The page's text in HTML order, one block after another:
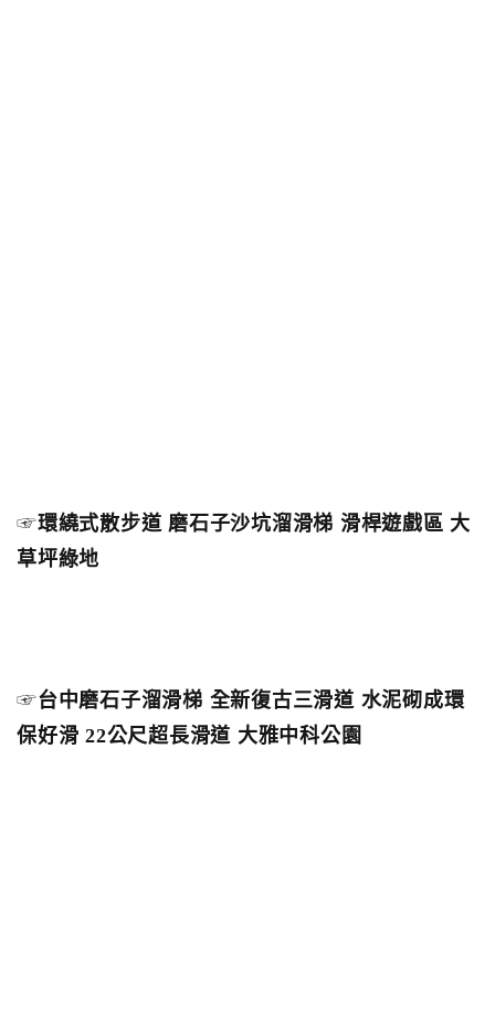
☞環繞式散步道 磨石子沙坑溜滑梯 滑桿遊戲區 大
草坪綠地
☞台中磨石子溜滑梯 全新復古三滑道 水泥砌成環
保好滑 22公尺超長滑道 大雅中科公園